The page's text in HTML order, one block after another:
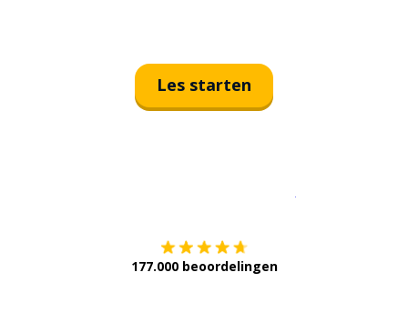
Les starten
177.000 beoordelingen